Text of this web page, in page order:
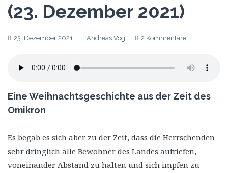
(23. Dezember 2021)
23. Dezember 2021 Andreas Vogt 2 Kommentare
Eine Weihnachtsgeschichte aus der Zeit des
Omikron
Es begab es sich aber zu der Zeit, dass die Herrschenden
sehr dringlich alle Bewohner des Landes aufriefen,
voneinander Abstand zu halten und sich impfen zu